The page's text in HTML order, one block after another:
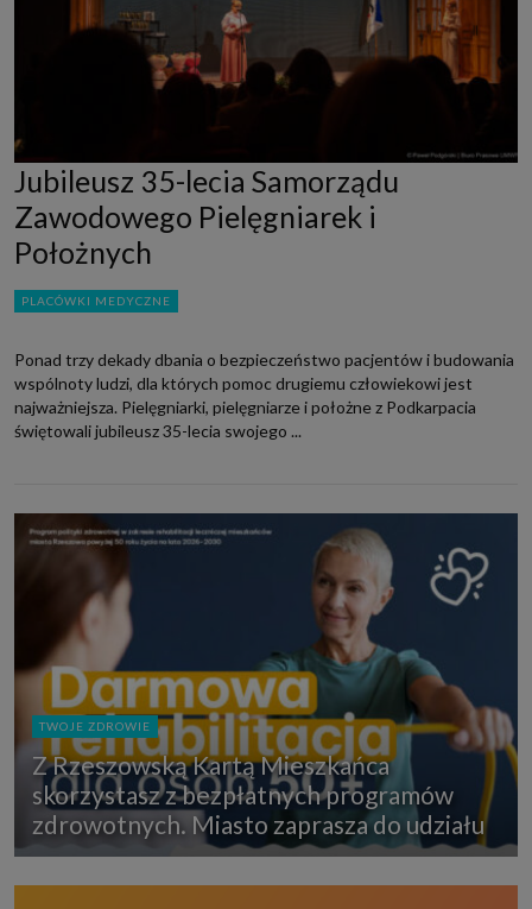
Jubileusz 35-lecia Samorządu
Zawodowego Pielęgniarek i
Położnych
PLACÓWKI MEDYCZNE
Ponad trzy dekady dbania o bezpieczeństwo pacjentów i budowania
wspólnoty ludzi, dla których pomoc drugiemu człowiekowi jest
najważniejsza. Pielęgniarki, pielęgniarze i położne z Podkarpacia
świętowali jubileusz 35-lecia swojego ...
TWOJE ZDROWIE
Z Rzeszowską Kartą Mieszkańca
skorzystasz z bezpłatnych programów
zdrowotnych. Miasto zaprasza do udziału